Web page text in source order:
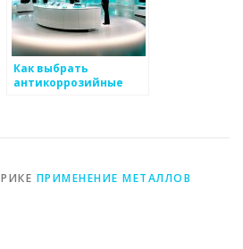
Как выбрать
антикоррозийные
ПРИМЕНЕНИЕ МЕТАЛЛОВ